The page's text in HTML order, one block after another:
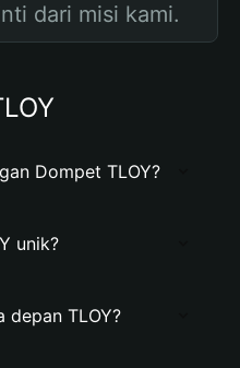
dari misi kami.
Dompet TLOY?
unik?
depan TLOY?